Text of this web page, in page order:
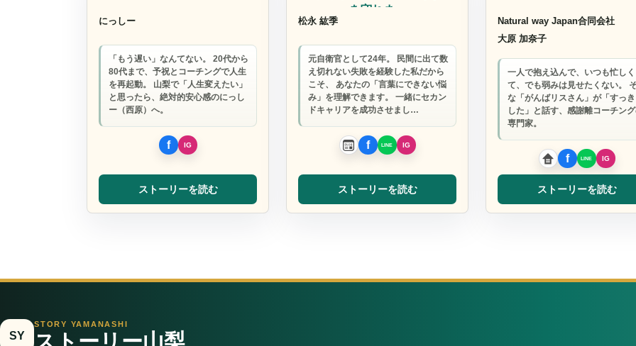
にっしー
「もう遅い」なんてない。 20代から
80代まで、予祝とコーチングで人生
を再起動。 山梨で「人生変えたい」
と思ったら、絶対的安心感のにっし
ー（西原）へ。
ストーリーを読む
を守れま…
松永 紘季
元自衛官として24年。 民間に出て数
え切れない失敗を経験した私だから
こそ、 あなたの「言葉にできない悩
み」を理解できます。 一緒にセカン
ドキャリアを成功させまし…
ストーリーを読む
Natural way Japan合同会社
大原 加奈子
一人で抱え込んで、いつも忙しく
て、でも弱みは見せたくない。
な「がんばリスさん」が「すっ
した」と話す、感謝離コーチン
専門家。
ストーリーを読む
SY
STORY YAMANASHI